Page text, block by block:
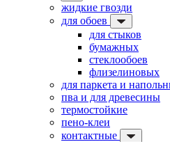
жидкие гвозди
для обоев
для стыков
бумажных
стеклообоев
флизелиновых
для паркета и
пва и для древесины
термостойкие
пено-клеи
контактные